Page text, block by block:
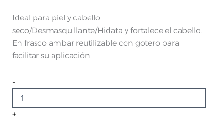
Ideal para piel y cabello
seco/Desmasquillante/Hidata y fortalece el cabello.
En frasco ambar reutilizable con gotero para
facilitar su aplicación.
-
+